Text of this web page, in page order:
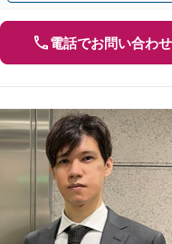
電話でお問い合わせ